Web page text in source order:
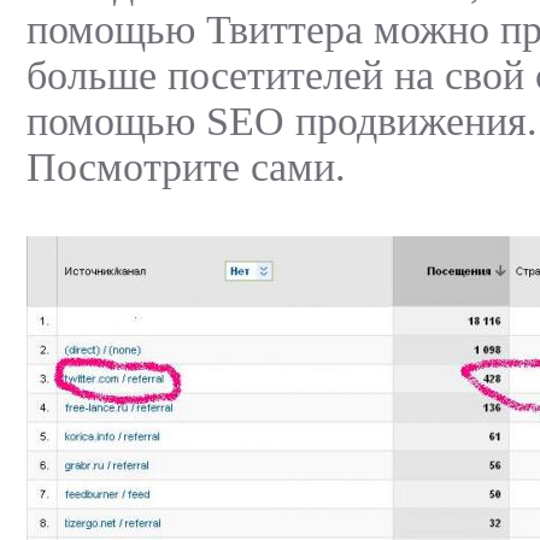
помощью Твиттера можно
больше посетителей на свой
помощью SEO продвижения.
Посмотрите сами.